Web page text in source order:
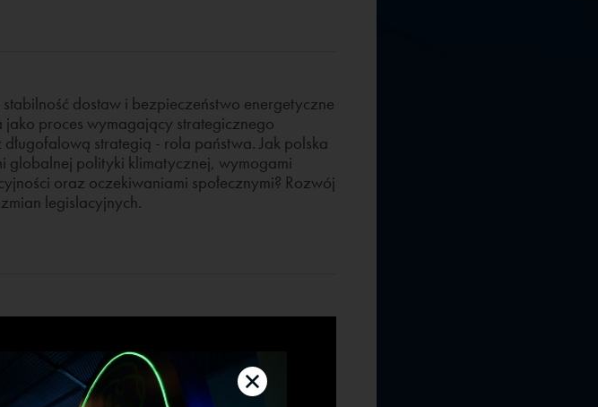
dostaw i bezpieczeństwo energetyczne
proces wymagający strategicznego
strategią - rola państwa. Jak polska
globalnej polityki klimatycznej, wymogami
oraz oczekiwaniami społecznymi? Rozwój
legislacyjnych.